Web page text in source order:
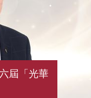
屆「光華